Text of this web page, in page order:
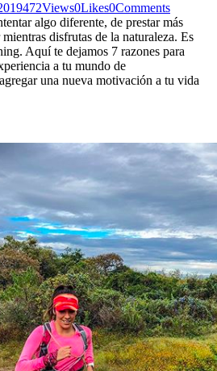
472Views0Likes0Comments
algo diferente, de prestar más
disfrutas de la naturaleza. Es
Aquí te dejamos 7 razones para
a tu mundo de
una nueva motivación a tu vida